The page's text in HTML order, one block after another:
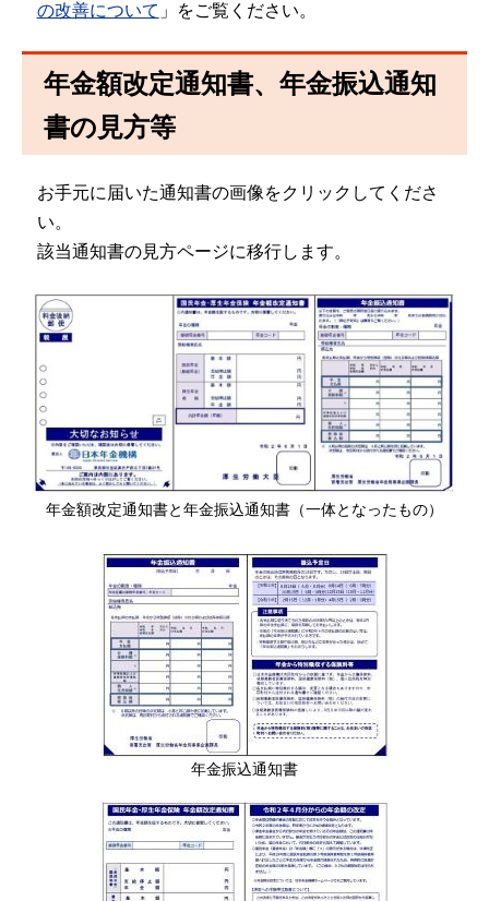
の改善について 」をご覧ください。
年金額改定通知書、年金振込通知
書の見方等
お手元に届いた通知書の画像をクリックしてくださ
い。
該当通知書の見方ページに移行します。
年金額改定通知書と年金振込通知書（一体となったもの）
年金振込通知書